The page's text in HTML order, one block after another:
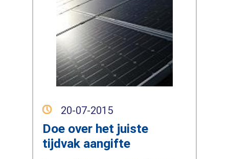
20-07-2015
Doe over het juiste
tijdvak aangifte